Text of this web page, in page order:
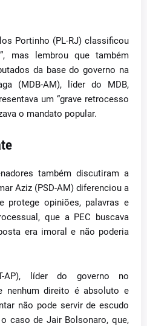
Portinho (PL-RJ) classificou
mas lembrou que também
da base do governo na
(MDB-AM), líder do MDB,
um “grave retrocesso
o mandato popular.
também discutiram a
Aziz (PSD-AM) diferenciou a
protege opiniões, palavras e
que a PEC buscava
era imoral e não poderia
AP), líder do governo no
nenhum direito é absoluto e
não pode servir de escudo
caso de Jair Bolsonaro, que,